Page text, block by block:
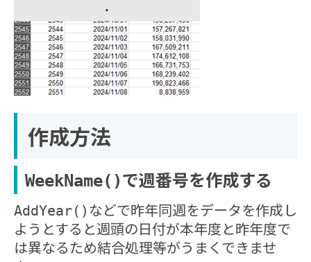
作成方法
WeekName()で週番号を作成する
AddYear() などで昨年同週をデータを作成し
ようとすると週頭の日付が本年度と昨年度で
は異なるため結合処理等がうまくできませ